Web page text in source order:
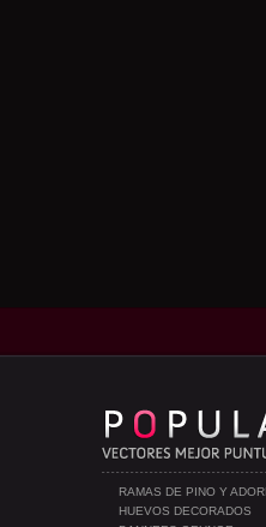
RAMAS DE PINO Y
HUEVOS DECORADOS